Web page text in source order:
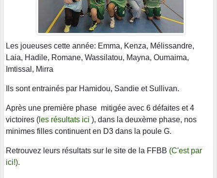
Les joueuses cette année: Emma, Kenza, Mélissandre,
Laia, Hadile, Romane, Wassilatou, Mayna, Oumaima,
Imtissal, Mirra
Ils sont entrainés par Hamidou, Sandie et Sullivan.
Après une première phase mitigée avec 6 défaites et 4
victoires ( les résultats ici ), dans la deuxème phase, nos
minimes filles continuent en D3 dans la poule G.
Retrouvez leurs résultats sur le site de la FFBB (C'est par
ici!).